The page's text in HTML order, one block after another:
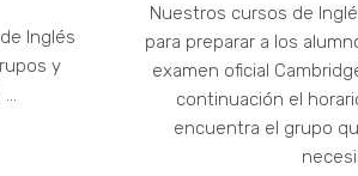
Nuestros cursos de
para preparar a los
examen oficial
continuación el
encuentra el grupo
Inglés
y